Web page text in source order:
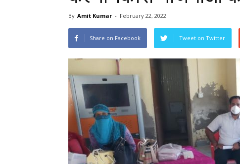
By Amit Kumar - February 22, 2022
Share on Facebook Tweet on Twitter